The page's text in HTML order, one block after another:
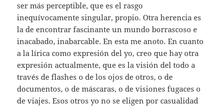
ser más perceptible, que es el rasgo
inequívocamente singular, propio. Otra herencia es
la de encontrar fascinante un mundo borrascoso e
inacabado, inabarcable. En esta me anoto. En cuanto
a la lírica como expresión del yo, creo que hay otra
expresión actualmente, que es la visión del todo a
través de flashes o de los ojos de otros, o de
documentos, o de máscaras, o de visiones fugaces o
de viajes. Esos otros yo no se eligen por casualidad